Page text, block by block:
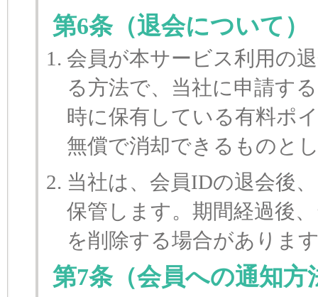
第6条（退会について）
会員が本サービス利用の
る方法で、当社に申請す
時に保有している有料ポ
無償で消却できるものと
当社は、会員IDの退会後
保管します。期間経過後
を削除する場合がありま
第7条（会員への通知方